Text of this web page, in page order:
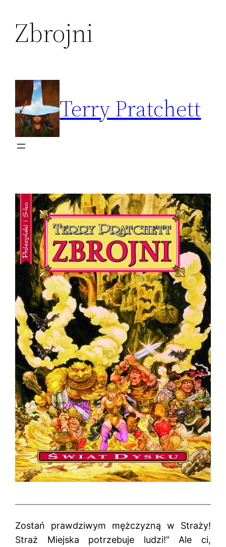
Przejdź
Zbrojni
Terry Pratchett
Zostań prawdziwym mężczyzną w Straży!
Straż Miejska potrzebuje ludzi!” Ale ci,